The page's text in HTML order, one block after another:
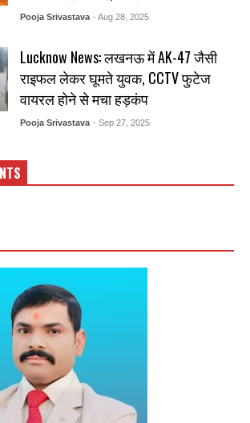
Pooja Srivastava - Aug 28, 2025
Lucknow News: लखनऊ में AK-47 जैसी
राइफल लेकर घूमते युवक, CCTV फुटेज
वायरल होने से मचा हड़कंप
Pooja Srivastava - Sep 27, 2025